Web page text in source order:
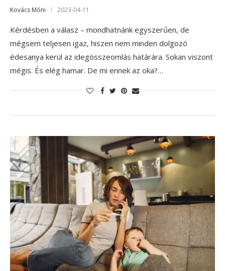
Kovács Móni 2023-04-11
Kérdésben a válasz – mondhatnánk egyszerűen, de
mégsem teljesen igaz, hiszen nem minden dolgozó
édesanya kerül az idegösszeomlás határára. Sokan viszont
mégis. És elég hamar. De mi ennek az oka?…